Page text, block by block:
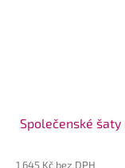
Společenské
1 645 Kč bez DPH